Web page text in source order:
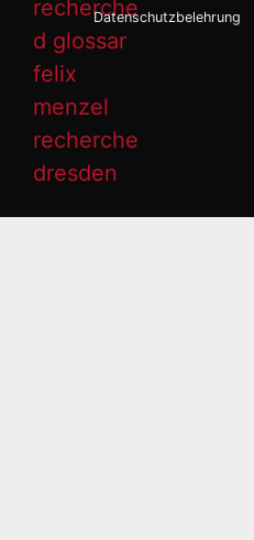
Datenschutzbelehrung